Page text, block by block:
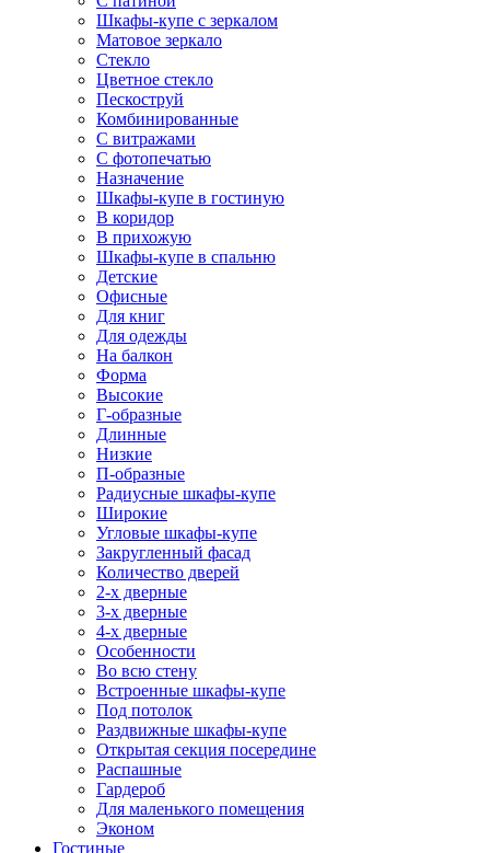
Шкафы-купе с зеркалом
Матовое зеркало
Стекло
Цветное стекло
Пескоструй
Комбинированные
С витражами
С фотопечатью
Назначение
Шкафы-купе в гостиную
В коридор
В прихожую
Шкафы-купе в спальню
Детские
Офисные
Для книг
Для одежды
На балкон
Форма
Высокие
Г-образные
Длинные
Низкие
П-образные
Радиусные шкафы-купе
Широкие
Угловые шкафы-купе
Закругленный фасад
Количество дверей
2-х дверные
3-х дверные
4-х дверные
Особенности
Во всю стену
Встроенные шкафы-купе
Под потолок
Раздвижные шкафы-купе
Открытая секция посередине
Распашные
Гардероб
Для маленького помещения
Эконом
Гостиные